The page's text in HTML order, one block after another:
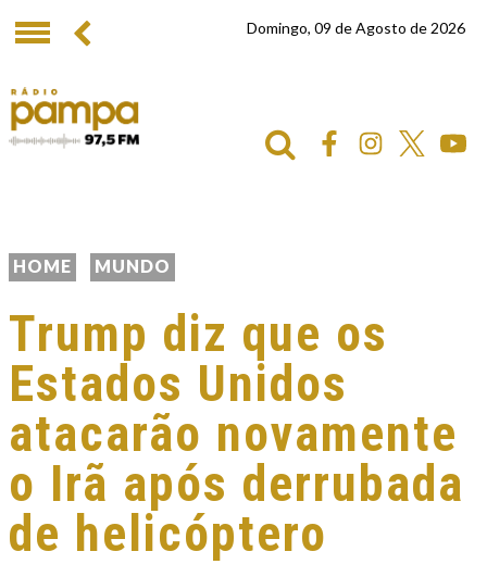
Domingo, 09 de Agosto de 2026
HOME MUNDO
Trump diz que os
Estados Unidos
atacarão novamente
o Irã após derrubada
de helicóptero